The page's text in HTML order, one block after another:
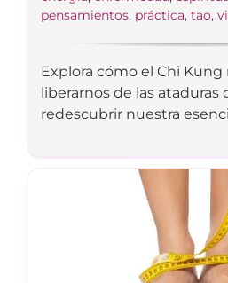
pensamientos, práctica, tao,
Explora cómo el Chi Kung
liberarnos de las ataduras
redescubrir nuestra